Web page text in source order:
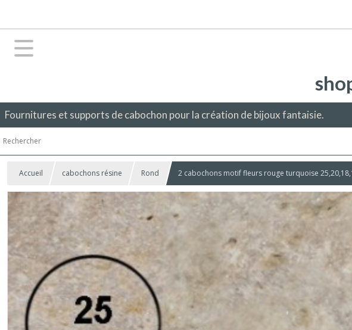
Fournitures et supports de cabochon pour la création de bijoux fantaisie.
Accueil cabochons résine Rond 2 cabochons motif fleurs rouge turquoise